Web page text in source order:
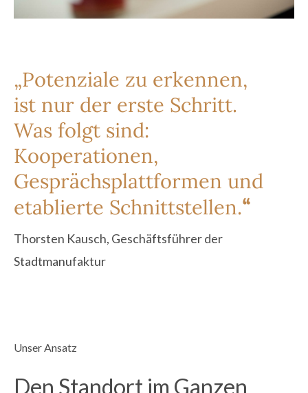
„Potenziale zu erkennen,
ist nur der erste Schritt.
Was folgt sind:
Kooperationen,
Gesprächsplattformen und
etablierte Schnittstellen.“
Thorsten Kausch, Geschäftsführer der
Stadtmanufaktur
Unser Ansatz
Den Standort im Ganzen